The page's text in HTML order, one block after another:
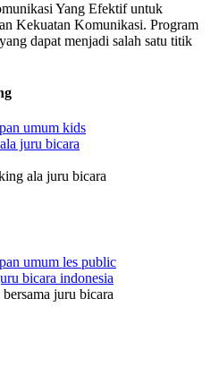
Yang Efektif untuk
Kekuatan Komunikasi. Program
dapat menjadi salah satu titik
ala juru bicara
juru bicara